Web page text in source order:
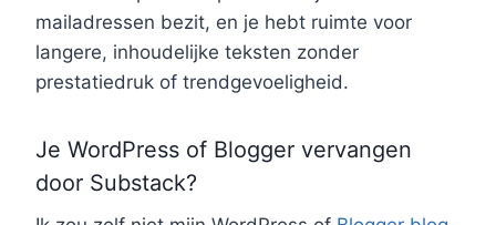
mailadressen bezit, en je hebt ruimte voor
langere, inhoudelijke teksten zonder
prestatiedruk of trendgevoeligheid.
Je WordPress of Blogger vervangen
door Substack?